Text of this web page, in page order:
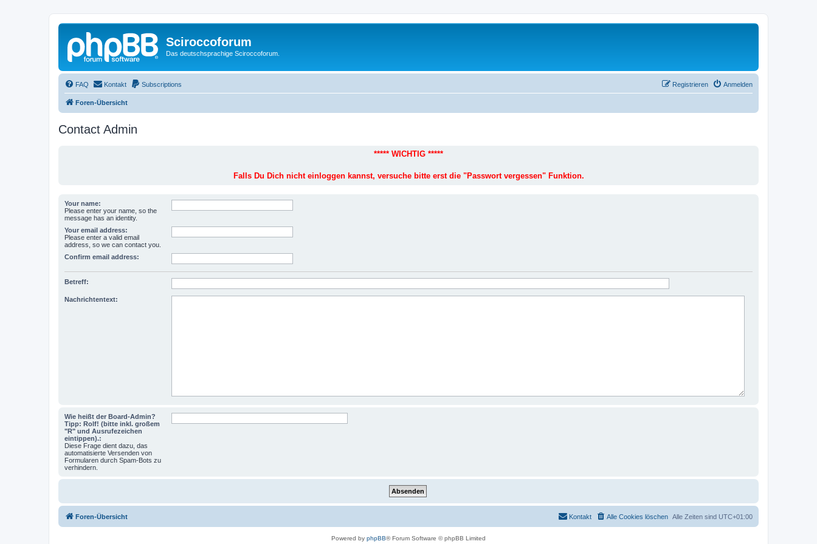
Sciroccoforum
Das deutschsprachige Sciroccoforum.
FAQ Kontakt Subscriptions Anmelden
Registrieren
Foren-Übersicht
Contact Admin
***** WICHTIG *****
Falls Du Dich nicht einloggen kannst, versuche bitte erst die "Passwort vergessen" Funktion.
Your name:
Please enter your name, so the
message has an identity.
Your email address:
Please enter a valid email
address, so we can contact you.
Confirm email address:
Betreff:
Nachrichtentext:
Wie heißt der Board-Admin?
Tipp: Rolf! (bitte inkl. großem
"R" und Ausrufezeichen
eintippen).:
Diese Frage dient dazu, das
automatisierte Versenden von
Formularen durch Spam-Bots zu
verhindern.
Foren-Übersicht Alle Zeiten sind UTC+01:00
Alle Cookies löschen
Kontakt
Powered by phpBB® Forum Software © phpBB Limited